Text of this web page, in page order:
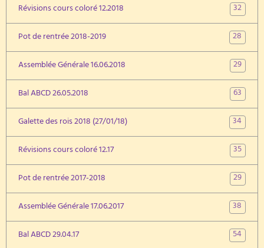
Révisions cours coloré 12.2018
32
Pot de rentrée 2018-2019
28
Assemblée Générale 16.06.2018
29
Bal ABCD 26.05.2018
63
Galette des rois 2018 (27/01/18)
34
Révisions cours coloré 12.17
35
Pot de rentrée 2017-2018
29
Assemblée Générale 17.06.2017
38
Bal ABCD 29.04.17
54